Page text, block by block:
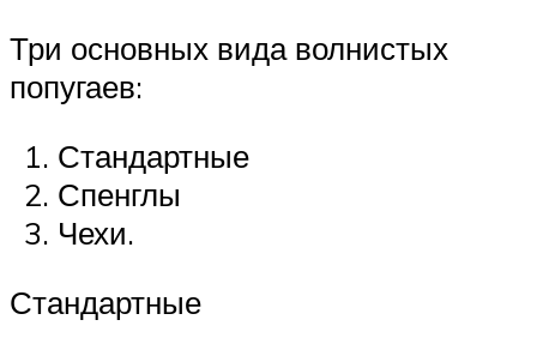
Три основных вида волнистых
попугаев:
Стандартные
Спенглы
Чехи.
Стандартные